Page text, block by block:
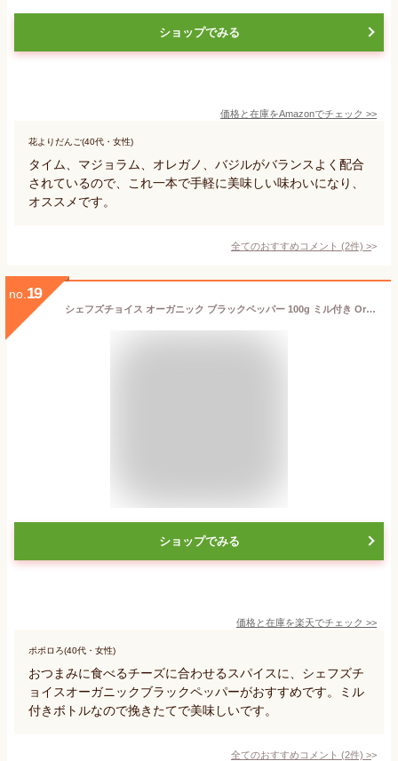
ショップでみる
価格と在庫をAmazonでチェック >>
花よりだんご(40代・女性)
タイム、マジョラム、オレガノ、バジルがバランスよく配合
されているので、これ一本で手軽に美味しい味わいになり、
オススメです。
全てのおすすめコメント (2件) >
no. 19
シェフズチョイス オーガニック ブラックペッパー 100g ミル付き Organic Black Pepper 有機JAS Kosher認証 黒胡椒 黒コショウ コショウ 胡椒 有機黒胡椒 こしょう
ショップでみる
価格と在庫を楽天でチェック >>
ポポロろ(40代・女性)
おつまみに食べるチーズに合わせるスパイスに、シェフズチ
ョイスオーガニックブラックペッパーがおすすめです。ミル
付きボトルなので挽きたてで美味しいです。
全てのおすすめコメント (2件) >